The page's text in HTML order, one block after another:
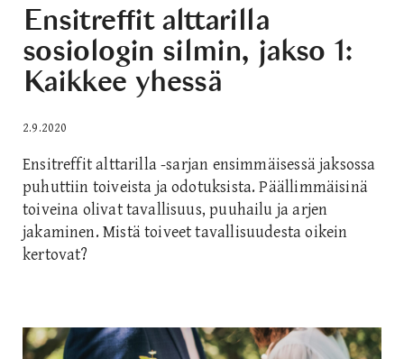
Ensitreffit alttarilla
sosiologin silmin, jakso 1:
Kaikkee yhessä
2.9.2020
Ensitreffit alttarilla -sarjan ensimmäisessä jaksossa
puhuttiin toiveista ja odotuksista. Päällimmäisinä
toiveina olivat tavallisuus, puuhailu ja arjen
jakaminen. Mistä toiveet tavallisuudesta oikein
kertovat?